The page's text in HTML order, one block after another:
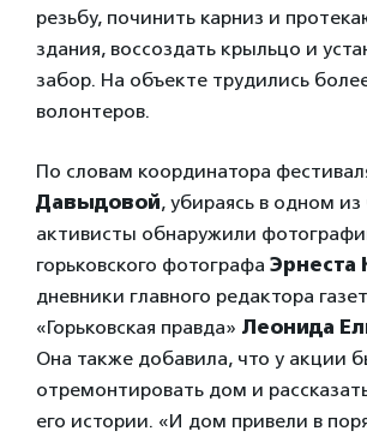
резьбу, починить карниз и
здания, воссоздать крыльцо и
забор. На объекте трудились
волонтеров.
По словам координатора
Давыдовой, убираясь в одном
активисты обнаружили
горьковского фотографа Эрнеста
дневники главного редактора
«Горьковская правда» Леонида
Она также добавила, что у акции
отремонтировать дом и
его истории. «И дом привели в